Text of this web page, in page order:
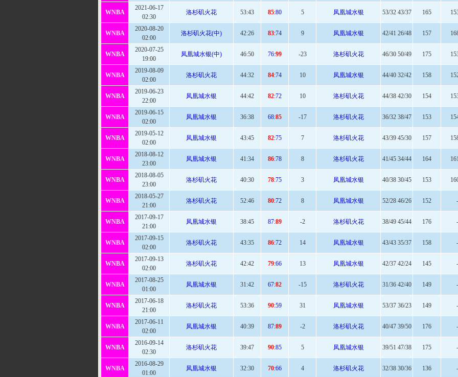
WNBA
2021-06-17
02:30
洛杉矶火花 53:43 85:80 5 凤凰城水银 53/32 43/37 165
WNBA
2020-08-20
02:00
洛杉矶火花(中) 42:26 83:74 9 凤凰城水银 42/41 26/48 157
WNBA
2020-07-25
19:00
凤凰城水银(中) 46:50 76:99 -23 洛杉矶火花 46/30 50/49 175
WNBA
2019-08-09
02:00
洛杉矶火花 44:32 84:74 10 凤凰城水银 44/40 32/42 158
WNBA
2019-06-23
22:00
凤凰城水银 44:42 82:72 10 洛杉矶火花 44/38 42/30 154
WNBA
2019-06-15
02:00
凤凰城水银 36:38 68:85 -17 洛杉矶火花 36/32 38/47 153
WNBA
2019-05-12
02:00
凤凰城水银 43:45 82:75 7 洛杉矶火花 43/39 45/30 157
WNBA
2018-08-12
23:00
凤凰城水银 41:34 86:78 8 洛杉矶火花 41/45 34/44 164
WNBA
2018-08-05
23:00
洛杉矶火花 40:30 78:75 3 凤凰城水银 40/38 30/45 153
WNBA
2018-05-27
21:00
洛杉矶火花 52:46 80:72 8 凤凰城水银 52/28 46/26 152 -
WNBA
2017-09-17
21:00
凤凰城水银 38:45 87:89 -2 洛杉矶火花 38/49 45/44 176 -
WNBA
2017-09-15
02:00
洛杉矶火花 43:35 86:72 14 凤凰城水银 43/43 35/37 158 -
WNBA
2017-09-13
02:00
洛杉矶火花 42:42 79:66 13 凤凰城水银 42/37 42/24 145 -
WNBA
2017-08-25
01:00
凤凰城水银 31:42 67:82 -15 洛杉矶火花 31/36 42/40 149 -
WNBA
2017-06-18
21:00
洛杉矶火花 53:36 90:59 31 凤凰城水银 53/37 36/23 149 -
WNBA
2017-06-11
02:00
凤凰城水银 40:39 87:89 -2 洛杉矶火花 40/47 39/50 176 -
WNBA
2016-09-14
02:30
洛杉矶火花 39:47 90:85 5 凤凰城水银 39/51 47/38 175 -
WNBA
2016-08-29
01:00
凤凰城水银 32:30 70:66 4 洛杉矶火花 32/38 30/36 136 -